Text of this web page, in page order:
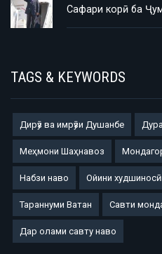
Сафари корӣ ба
TAGS & KEYWORDS
Дирӯз ва имрӯзи Душанбе
Меҳмони Шаҳнавоз
Набзи наво Ойини худшиносӣ
Тараннуми Ватан Савти
Дар олами савту наво